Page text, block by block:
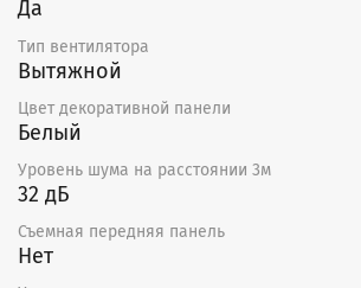
Да
Тип вентилятора
Вытяжной
Цвет декоративной панели
Белый
Уровень шума на расстоянии 3м
32 дБ
Съемная передняя панель
Нет